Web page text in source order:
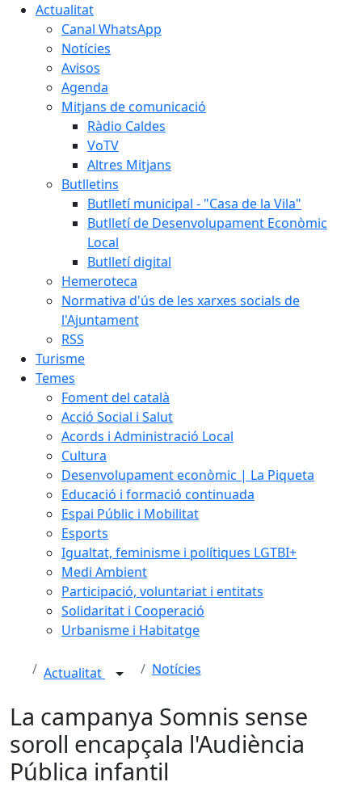
Actualitat
Canal WhatsApp
Notícies
Avisos
Agenda
Mitjans de comunicació
Ràdio Caldes
VoTV
Altres Mitjans
Butlletins
Butlletí municipal - "Casa de la Vila"
Butlletí de Desenvolupament Econòmic
Local
Butlletí digital
Hemeroteca
Normativa d'ús de les xarxes socials de
l'Ajuntament
RSS
Turisme
Temes
Foment del català
Acció Social i Salut
Acords i Administració Local
Cultura
Desenvolupament econòmic | La Piqueta
Educació i formació continuada
Espai Públic i Mobilitat
Esports
Igualtat, feminisme i polítiques LGTBI+
Medi Ambient
Participació, voluntariat i entitats
Solidaritat i Cooperació
Urbanisme i Habitatge
Actualitat Notícies
La campanya Somnis sense
soroll encapçala l'Audiència
Pública infantil